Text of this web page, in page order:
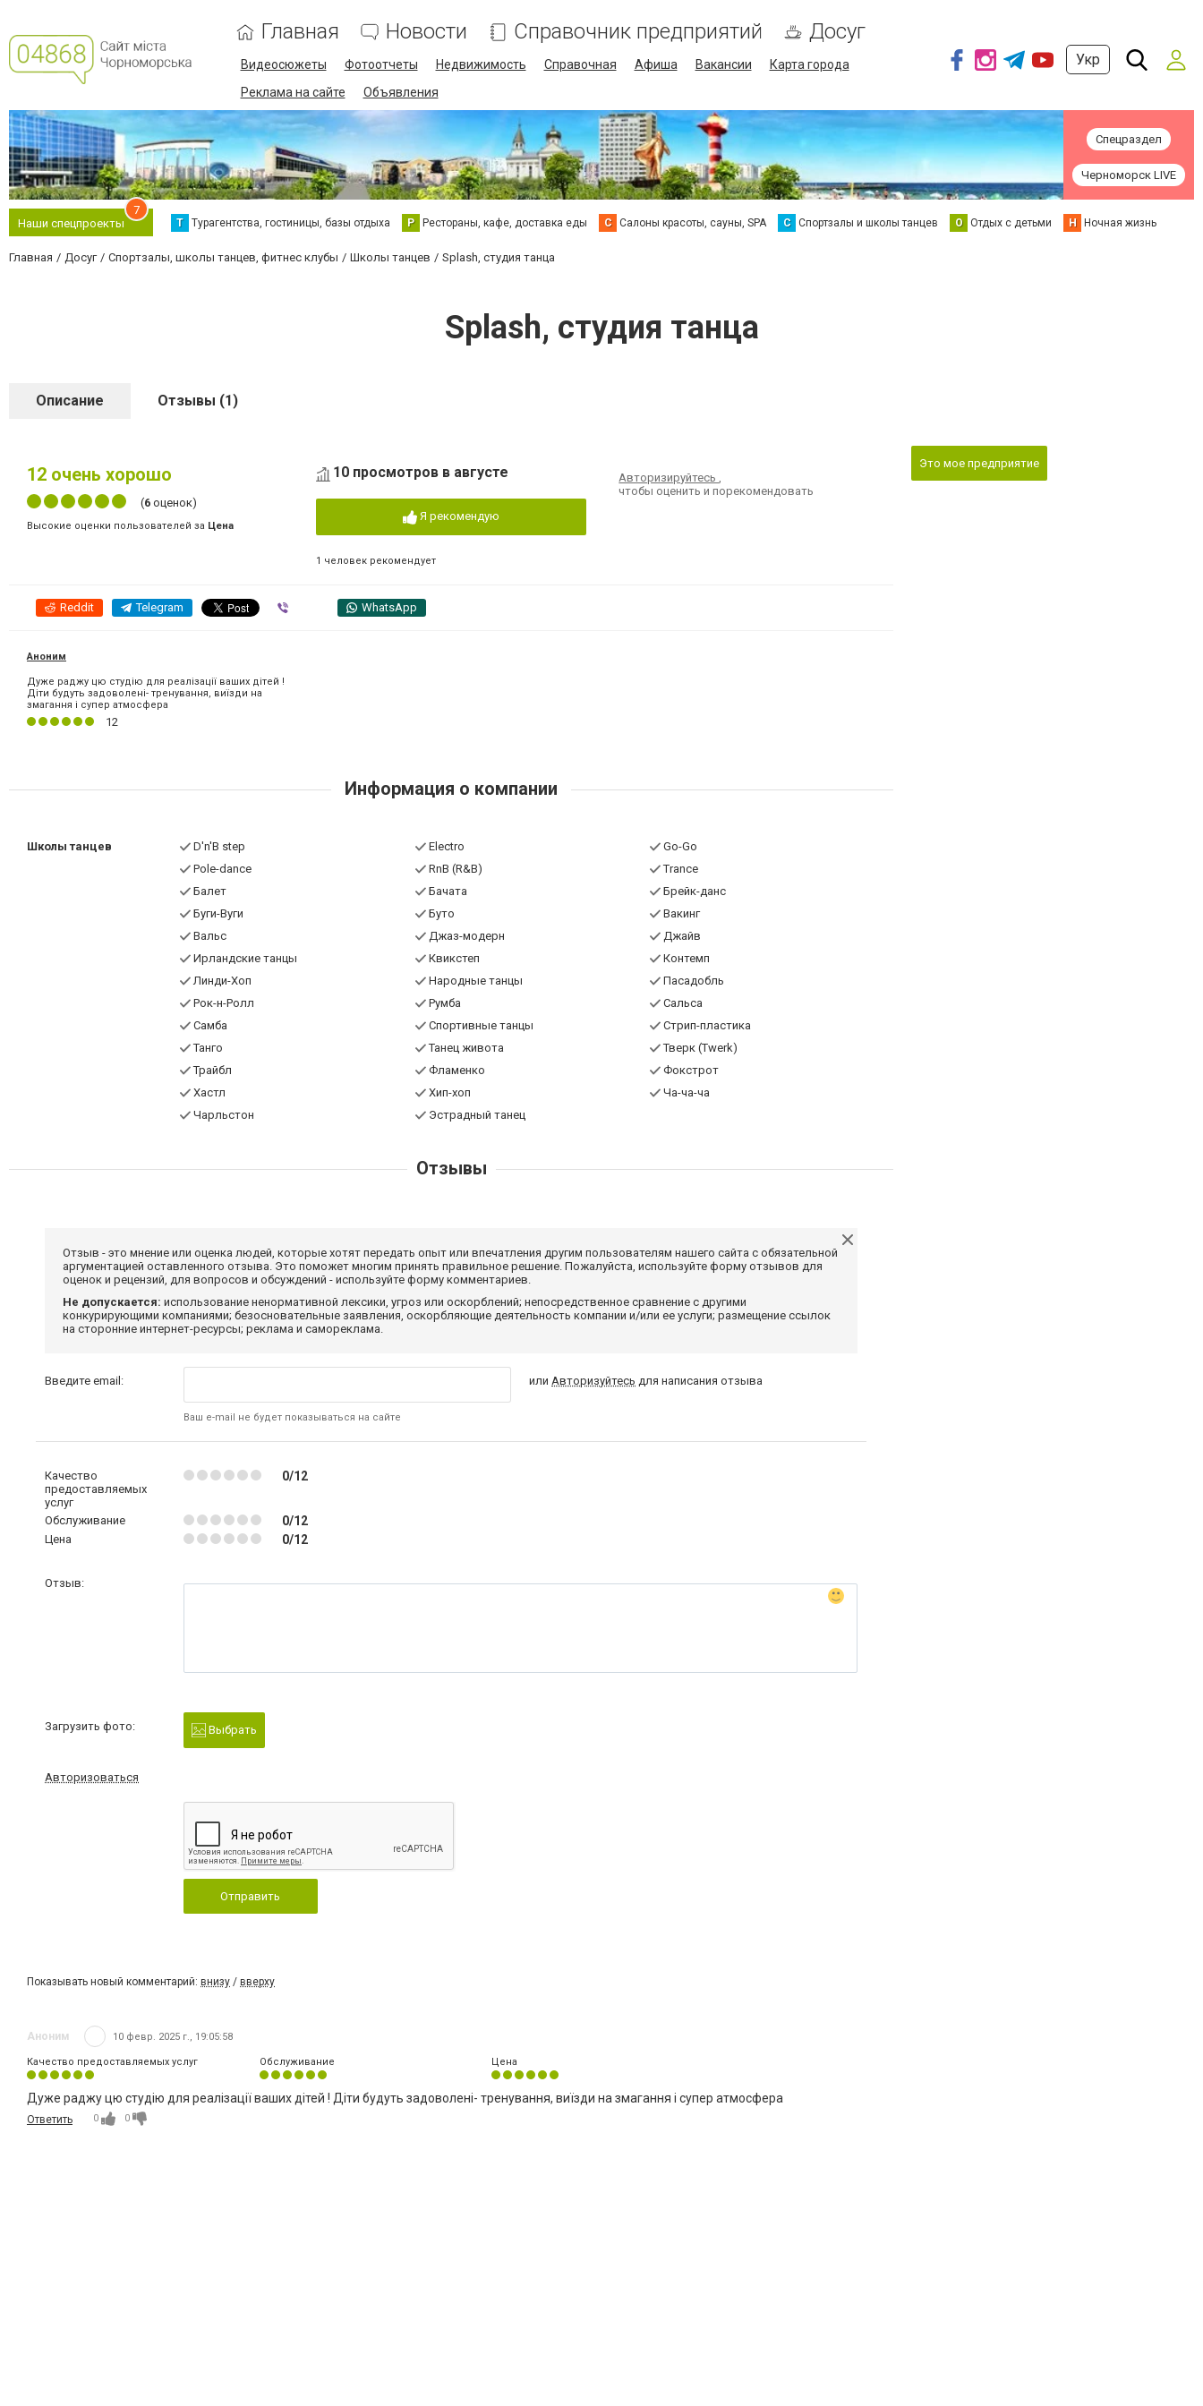
Главная Новости Справочник предприятий Досуг
Видеосюжеты Фотоотчеты Недвижимость Справочная Афиша Вакансии
Карта города
Реклама на сайте
Объявления
Укр
Спецраздел
Черноморск LIVE
Наши спецпроекты
7
Т Турагентства, гостиницы, базы отдыха Р Рестораны, кафе, доставка еды С Салоны красоты, сауны, SPA С Спортзалы и школы танцев О Отдых с детьми Н Ночная жизнь
Главная Досуг Спортзалы, школы танцев, фитнес клубы Школы танцев Splash, студия танца
Splash, студия танца
Описание Отзывы (1)
12 очень хорошо
(6 оценок)
Высокие оценки пользователей за Цена
10 просмотров в августе
Я рекомендую
1 человек рекомендует
Авторизируйтесь,
чтобы оценить и порекомендовать
Reddit Telegram WhatsApp
Аноним
Дуже раджу цю студію для реалізації ваших дітей !
Діти будуть задоволені- тренування, виїзди на
змагання і супер атмосфера
12
Информация о компании
Школы танцев D'n'B step Electro
Go-Go
Pole-dance
RnB (R&B)
Trance
Балет
Бачата
Брейк-данс
Буги-Вуги
Буто
Вакинг
Вальс
Джаз-модерн
Джайв
Ирландские танцы
Квикстеп
Контемп
Линди-Хоп
Народные танцы
Пасадобль
Рок-н-Ролл
Румба
Сальса
Самба
Спортивные танцы
Стрип-пластика
Танго
Танец живота
Тверк (Twerk)
Трайбл
Фламенко
Фокстрот
Хастл
Хип-хоп
Ча-ча-ча
Чарльстон
Эстрадный танец
Это мое предприятие
Отзывы
Отзыв - это мнение или оценка людей, которые хотят передать опыт или впечатления другим пользователям нашего сайта с обязательной
аргументацией оставленного отзыва. Это поможет многим принять правильное решение. Пожалуйста, используйте форму отзывов для
оценок и рецензий, для вопросов и обсуждений - используйте форму комментариев.
Не допускается: использование ненормативной лексики, угроз или оскорблений; непосредственное сравнение с другими
конкурирующими компаниями; безосновательные заявления, оскорбляющие деятельность компании и/или ее услуги; размещение ссылок
на сторонние интернет-ресурсы; реклама и самореклама.
Введите email:
Ваш e-mail не будет показываться на сайте
или Авторизуйтесь для написания отзыва
Качество
предоставляемых
услуг
0/12
Обслуживание 0/12
Цена 0/12
Отзыв:
Загрузить фото: Выбрать
Авторизоваться
Отправить
Показывать новый комментарий: внизу / вверху
Аноним 10 февр. 2025 г., 19:05:58
Качество предоставляемых услуг Обслуживание Цена
Дуже раджу цю студію для реалізації ваших дітей ! Діти будуть задоволені- тренування, виїзди на змагання і супер атмосфера
Ответить 0 0